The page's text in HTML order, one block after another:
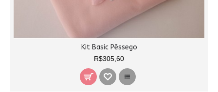
Kit Basic Pêssego
R$305,60